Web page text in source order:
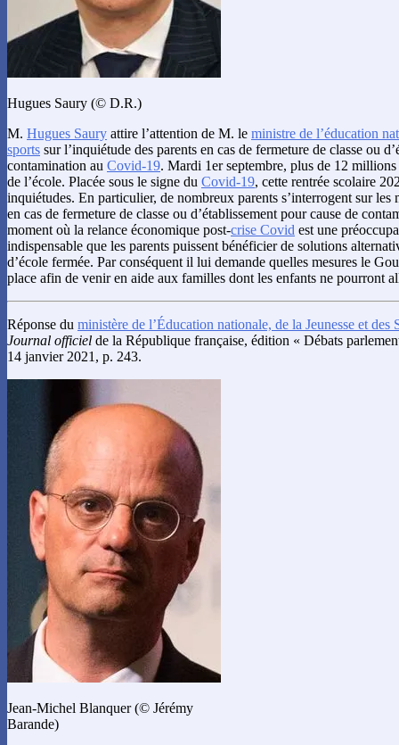
Hugues Saury (© D.R.)
M. Hugues Saury attire l’attention de M. le ministre de l’éducation
sports sur l’inquiétude des parents en cas de fermeture de classe ou
contamination au Covid-19. Mardi 1er septembre, plus de 12
de l’école. Placée sous le signe du Covid-19, cette rentrée scolaire
inquiétudes. En particulier, de nombreux parents s’interrogent sur
en cas de fermeture de classe ou d’établissement pour cause de
moment où la relance économique post-crise Covid est une
indispensable que les parents puissent bénéficier de solutions
d’école fermée. Par conséquent il lui demande quelles mesures le
place afin de venir en aide aux familles dont les enfants ne pourront
Réponse du ministère de l’Éducation nationale, de la Jeunesse et des
Journal officiel de la République française, édition « Débats
14 janvier 2021, p. 243.
Jean-Michel Blanquer (© Jérémy
Barande)